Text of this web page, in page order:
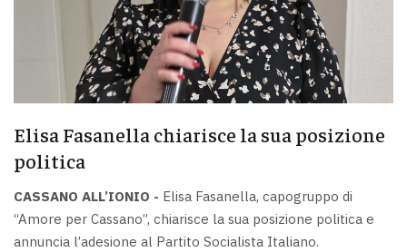
Elisa Fasanella chiarisce la sua posizione
politica
CASSANO ALL’IONIO - Elisa Fasanella, capogruppo di
“Amore per Cassano”, chiarisce la sua posizione politica e
annuncia l’adesione al Partito Socialista Italiano.